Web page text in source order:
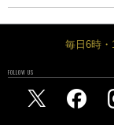
毎日6時
FOLLOW US